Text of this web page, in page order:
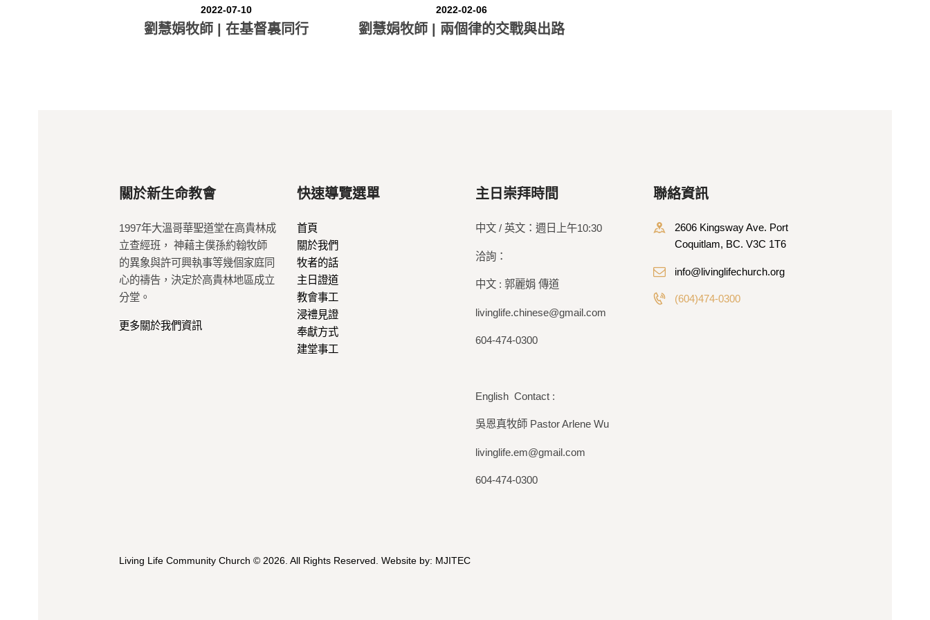
2022-07-10
劉慧娟牧師 | 在基督裏同行
2022-02-06
劉慧娟牧師 | 兩個律的交戰與出路
關於新生命教會
1997年大溫哥華聖道堂在高貴林成
立查經班， 神藉主僕孫約翰牧師
的異象與許可興執事等幾個家庭同
心的禱告，決定於高貴林地區成立
分堂。
更多關於我們資訊
快速導覽選單
首頁
關於我們
牧者的話
主日證道
教會事工
浸禮見證
奉獻方式
建堂事工
主日崇拜時間
中文 / 英文：週日上午10:30
洽詢：
中文 : 郭麗娟 傳道
livinglife.chinese@gmail.com
604-474-0300
English Contact :
吳恩真牧師 Pastor Arlene Wu
livinglife.em@gmail.com
604-474-0300
聯絡資訊
2606 Kingsway Ave. Port
Coquitlam, BC. V3C 1T6
info@livinglifechurch.org
(604)474-0300
Living Life Community Church © 2026. All Rights Reserved. Website by: MJITEC